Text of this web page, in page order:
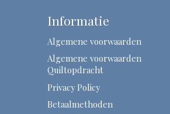
Informatie
Algemene voorwaarden
Algemene voorwaarden
Quiltopdracht
Privacy Policy
Betaalmethoden